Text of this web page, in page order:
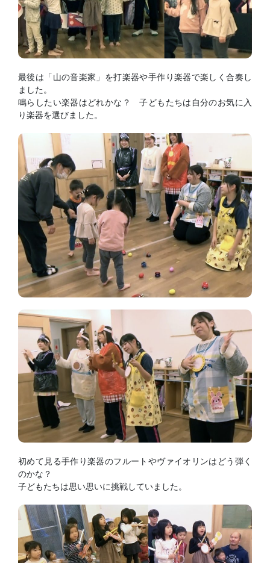
最後は「山の音楽家」を打楽器や手作り楽器で楽しく合奏し
ました。
鳴らしたい楽器はどれかな？ 子どもたちは自分のお気に入
り楽器を選びました。
初めて見る手作り楽器のフルートやヴァイオリンはどう弾く
のかな？
子どもたちは思い思いに挑戦していました。